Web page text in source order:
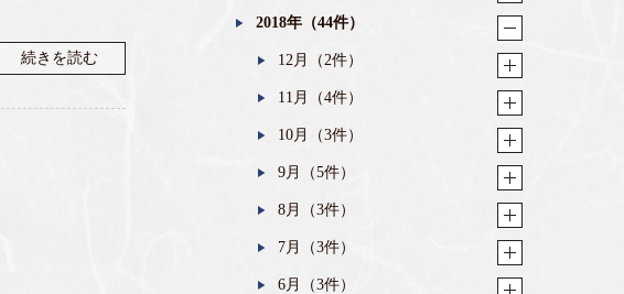
続きを読む
2018年（44件）
12月（2件）
11月（4件）
10月（3件）
9月（5件）
8月（3件）
7月（3件）
6月（3件）